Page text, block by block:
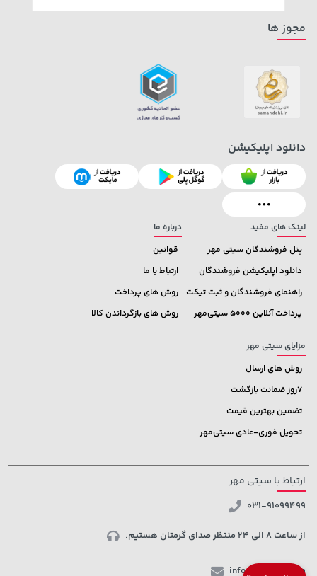
لینک های مفید
پنل فروشندگان سیتی مهر
دانلود اپلیکیشن فروشندگان
راهنمای فروشندگان و ثبت تیکت
پرداخت آنلاین 5000 سیتی‌مهر
درباره ما
قوانین
ارتباط با ما
روش های پرداخت
روش های بازگرداندن کالا
مزایای سیتی مهر
روش های ارسال
7روز ضمانت بازگشت
تضمین بهترین قیمت
تحویل فوری-عادی سیتی‌مهر
مجوز ها
دانلود اپلیکیشن
ارتباط با سیتی مهر
031-91099499
از ساعت 8 الی 24 منتظر صدای گرمتان هستیم.
info@ctmehr.com